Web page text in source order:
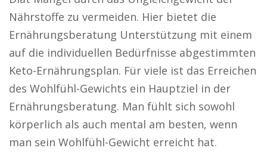
Nährstoffe zu vermeiden. Hier bietet die
Ernährungsberatung Unterstützung mit einem
auf die individuellen Bedürfnisse abgestimmten
Keto-Ernährungsplan. Für viele ist das Erreichen
des Wohlfühl-Gewichts ein Hauptziel in der
Ernährungsberatung. Man fühlt sich sowohl
körperlich als auch mental am besten, wenn
man sein Wohlfühl-Gewicht erreicht hat.